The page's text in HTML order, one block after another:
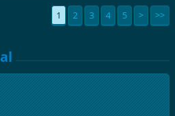
1 2 3 4 5 > >>